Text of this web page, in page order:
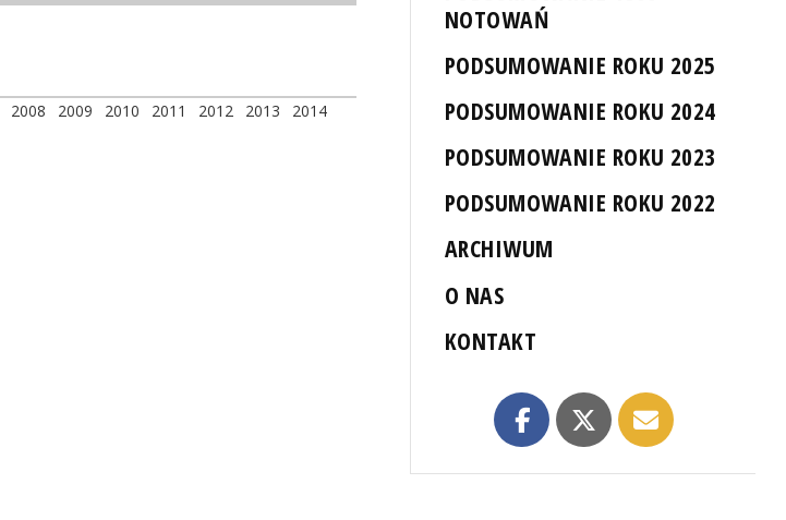
2008 2009 2010 2011 2012 2013
2014
NOTOWAŃ
PODSUMOWANIE ROKU 2025
PODSUMOWANIE ROKU 2024
PODSUMOWANIE ROKU 2023
PODSUMOWANIE ROKU 2022
ARCHIWUM
O NAS
KONTAKT